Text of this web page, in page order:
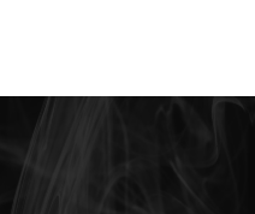
Lecteur
vidéo